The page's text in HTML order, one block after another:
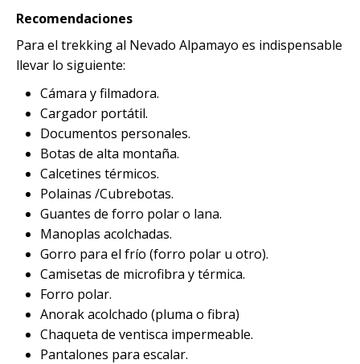
Recomendaciones
Para el trekking al Nevado Alpamayo es indispensable
llevar lo siguiente:
Cámara y filmadora.
Cargador portátil.
Documentos personales.
Botas de alta montaña.
Calcetines térmicos.
Polainas /Cubrebotas.
Guantes de forro polar o lana.
Manoplas acolchadas.
Gorro para el frío (forro polar u otro).
Camisetas de microfibra y térmica.
Forro polar.
Anorak acolchado (pluma o fibra)
Chaqueta de ventisca impermeable.
Pantalones para escalar.